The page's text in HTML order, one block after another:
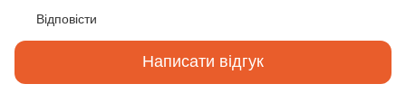
Відповісти
Написати відгук